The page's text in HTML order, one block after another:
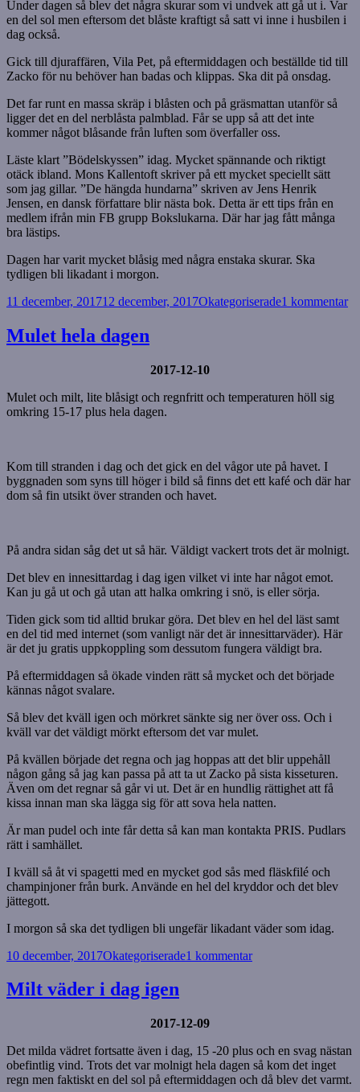
Under dagen så blev det några skurar som vi undvek att gå ut i. Var
en del sol men eftersom det blåste kraftigt så satt vi inne i husbilen i
dag också.
Gick till djuraffären, Vila Pet, på eftermiddagen och beställde tid till
Zacko för nu behöver han badas och klippas. Ska dit på onsdag.
Det far runt en massa skräp i blåsten och på gräsmattan utanför så
ligger det en del nerblåsta palmblad. Får se upp så att det inte
kommer något blåsande från luften som överfaller oss.
Läste klart ”Bödelskyssen” idag. Mycket spännande och riktigt
otäck ibland. Mons Kallentoft skriver på ett mycket speciellt sätt
som jag gillar. ”De hängda hundarna” skriven av Jens Henrik
Jensen, en dansk författare blir nästa bok. Detta är ett tips från en
medlem ifrån min FB grupp Bokslukarna. Där har jag fått många
bra lästips.
Dagen har varit mycket blåsig med några enstaka skurar. Ska
tydligen bli likadant i morgon.
Postat
11 december, 201712 december, 2017Kategorier
Okategoriserade1 kommentartill
Mulet hela dagen
2017-12-10
Mulet och milt, lite blåsigt och regnfritt och temperaturen höll sig
omkring 15-17 plus hela dagen.
Kom till stranden i dag och det gick en del vågor ute på havet. I
byggnaden som syns till höger i bild så finns det ett kafé och där har
dom så fin utsikt över stranden och havet.
På andra sidan såg det ut så här. Väldigt vackert trots det är molnigt.
Det blev en innesittardag i dag igen vilket vi inte har något emot.
Kan ju gå ut och gå utan att halka omkring i snö, is eller sörja.
Tiden gick som tid alltid brukar göra. Det blev en hel del läst samt
en del tid med internet (som vanligt när det är innesittarväder). Här
är det ju gratis uppkoppling som dessutom fungera väldigt bra.
På eftermiddagen så ökade vinden rätt så mycket och det började
kännas något svalare.
Så blev det kväll igen och mörkret sänkte sig ner över oss. Och i
kväll var det väldigt mörkt eftersom det var mulet.
På kvällen började det regna och jag hoppas att det blir uppehåll
någon gång så jag kan passa på att ta ut Zacko på sista kisseturen.
Även om det regnar så går vi ut. Det är en hundlig rättighet att få
kissa innan man ska lägga sig för att sova hela natten.
Är man pudel och inte får detta så kan man kontakta PRIS. Pudlars
rätt i samhället.
I kväll så åt vi spagetti med en mycket god sås med fläskfilé och
champinjoner från burk. Använde en hel del kryddor och det blev
jättegott.
I morgon så ska det tydligen bli ungefär likadant väder som idag.
Postat
10 december, 2017Kategorier
Okategoriserade1 kommentartill
Milt väder i dag igen
2017-12-09
Det milda vädret fortsatte även i dag, 15 -20 plus och en svag nästan
obefintlig vind. Trots det var molnigt hela dagen så kom det inget
regn men faktiskt en del sol på eftermiddagen och då blev det varmt.